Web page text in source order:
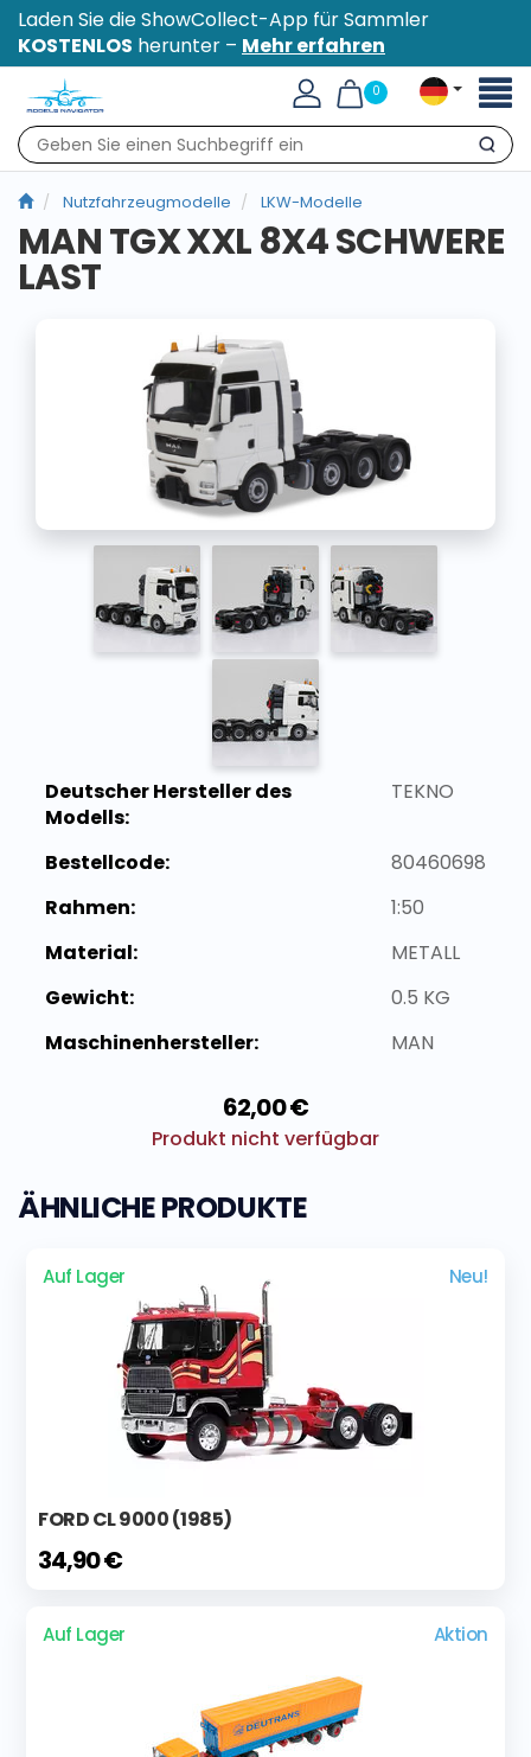
Laden Sie die ShowCollect-App für Sammler
KOSTENLOS herunter – Mehr erfahren
0
Suche
Nutzfahrzeugmodelle LKW-Modelle
MAN TGX XXL 8X4 SCHWERE
LAST
Deutscher Hersteller des
Modells:
TEKNO
Bestellcode:
80460698
Rahmen:
1:50
Material:
METALL
Gewicht:
0.5 KG
Maschinenhersteller:
MAN
62,00 €
Produkt nicht verfügbar
ÄHNLICHE PRODUKTE
Auf Lager Neu!
FORD CL 9000 (1985)
34,90 €
Auf Lager Aktion